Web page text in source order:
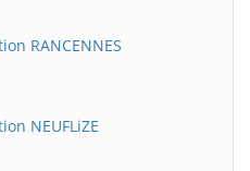
RANCENNES
NEUFLiZE